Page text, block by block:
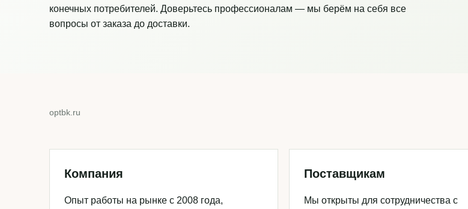
конечных потребителей. Доверьтесь профессионалам — мы берём на себя все
вопросы от заказа до доставки.
optbk.ru
Компания
Опыт работы на рынке с 2008 года,
Поставщикам
Мы открыты для сотрудничества с